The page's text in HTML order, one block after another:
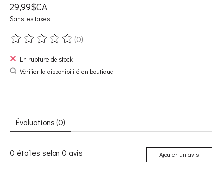
29,99$CA
Sans les taxes
Ce produit est évalué à
(0)
En rupture de stock
Vérifier la disponibilité en boutique
Évaluations (0)
0 étoiles selon 0 avis Ajouter un avis